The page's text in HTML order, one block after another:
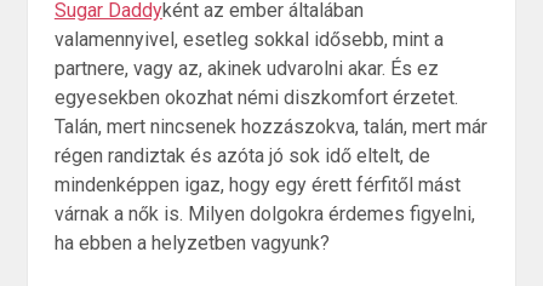
Sugar Daddyként az ember általában
valamennyivel, esetleg sokkal idősebb, mint a
partnere, vagy az, akinek udvarolni akar. És ez
egyesekben okozhat némi diszkomfort érzetet.
Talán, mert nincsenek hozzászokva, talán, mert már
régen randiztak és azóta jó sok idő eltelt, de
mindenképpen igaz, hogy egy érett férfitől mást
várnak a nők is. Milyen dolgokra érdemes figyelni,
ha ebben a helyzetben vagyunk?